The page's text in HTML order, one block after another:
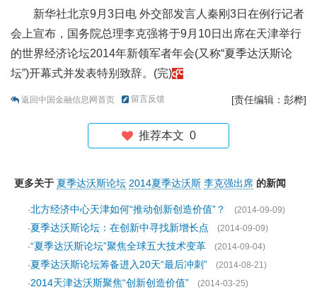
新华社北京9月3日电 外交部发言人秦刚3日在例行记者
会上宣布，国务院总理李克强将于9月10日出席在天津举行
的世界经济论坛2014年新领军者年会(又称“夏季达沃斯论
坛”)开幕式并发表特别致辞。(完)
返回中国金融信息网首页 留言反馈 [责任编辑：彭桦]
推荐本文 0
更多关于 夏季达沃斯论坛 2014夏季达沃斯 李克强出席 的新闻
·北方经济中心天津如何“推动创新创造价值”？
(2014-09-09)
·夏季达沃斯论坛：在创新中寻找新增长点
(2014-09-09)
·“夏季达沃斯论坛”聚焦全球五大技术变革
(2014-09-04)
·夏季达沃斯论坛筹备进入20天“最后冲刺”
(2014-08-21)
·2014天津达沃斯聚焦“创新创造价值” (2014-03-25)